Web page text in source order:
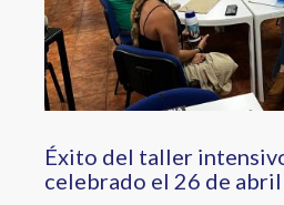
Éxito del taller
celebrado el 26 de